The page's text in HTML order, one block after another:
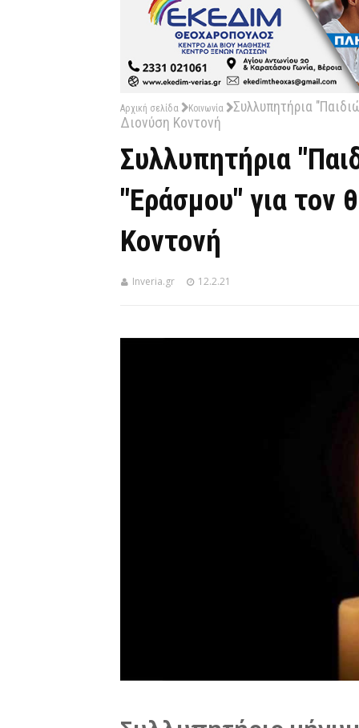
Αρχική σελίδα Κοινωνία
Συλλυπητήρια
Διονύση Κοντονή
Συλλυπητήρια
"Εράσμου" για τον
Κοντονή
Inveria.gr 12.2.21